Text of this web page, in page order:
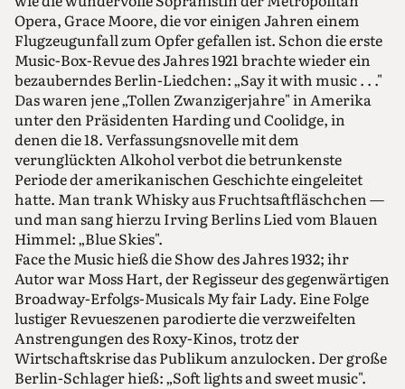
Opera, Grace Moore, die vor einigen Jahren einem
Flugzeugunfall zum Opfer gefallen ist. Schon die erste
Music-Box-Revue des Jahres 1921 brachte wieder ein
bezauberndes Berlin-Liedchen: „Say it with music . . ."
Das waren jene „Tollen Zwanzigerjahre" in Amerika
unter den Präsidenten Harding und Coolidge, in
denen die 18. Verfassungsnovelle mit dem
verunglückten Alkohol verbot die betrunkenste
Periode der amerikanischen Geschichte eingeleitet
hatte. Man trank Whisky aus Fruchtsaftfläschchen —
und man sang hierzu Irving Berlins Lied vom Blauen
Himmel: „Blue Skies".
Face the Music hieß die Show des Jahres 1932; ihr
Autor war Moss Hart, der Regisseur des gegenwärtigen
Broadway-Erfolgs-Musicals My fair Lady. Eine Folge
lustiger Revueszenen parodierte die verzweifelten
Anstrengungen des Roxy-Kinos, trotz der
Wirtschaftskrise das Publikum anzulocken. Der große
Berlin-Schlager hieß: „Soft lights and sweet music".